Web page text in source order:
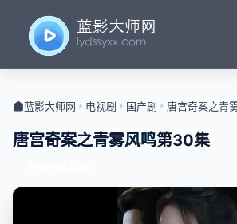
蓝影大师网 电视剧 国产剧 唐宫奇案之青
唐宫奇案之青雾风鸣第30集